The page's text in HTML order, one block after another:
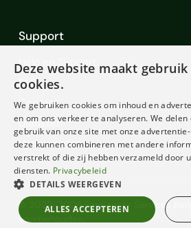
Support
Help en Support
FAQ
Contact
Diensten
Voorwaarden
© 2022-2026 Freelancer Services
voorbehouden.
Deze website maakt gebruik
cookies.
We gebruiken cookies om inhoud en
en om ons verkeer te analyseren. We
gebruik van onze site met onze
deze kunnen combineren met andere
verstrekt of die zij hebben verzameld door
diensten. Privacybeleid
DETAILS WEERGEVEN
ALLES ACCEPTEREN